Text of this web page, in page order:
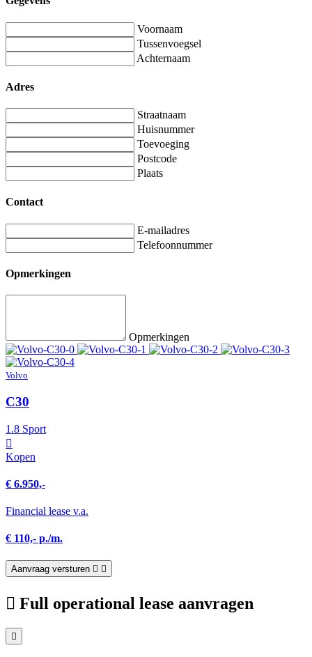
Voornaam
Tussenvoegsel
Achternaam
Adres
Straatnaam
Huisnummer
Toevoeging
Postcode
Plaats
Contact
E-mailadres
Telefoonnummer
Opmerkingen
Opmerkingen
Volvo
C30
1.8 Sport
Kopen
€ 6.950,-
Financial lease v.a.
€ 110,- p./m.
Aanvraag versturen
Full operational lease aanvragen